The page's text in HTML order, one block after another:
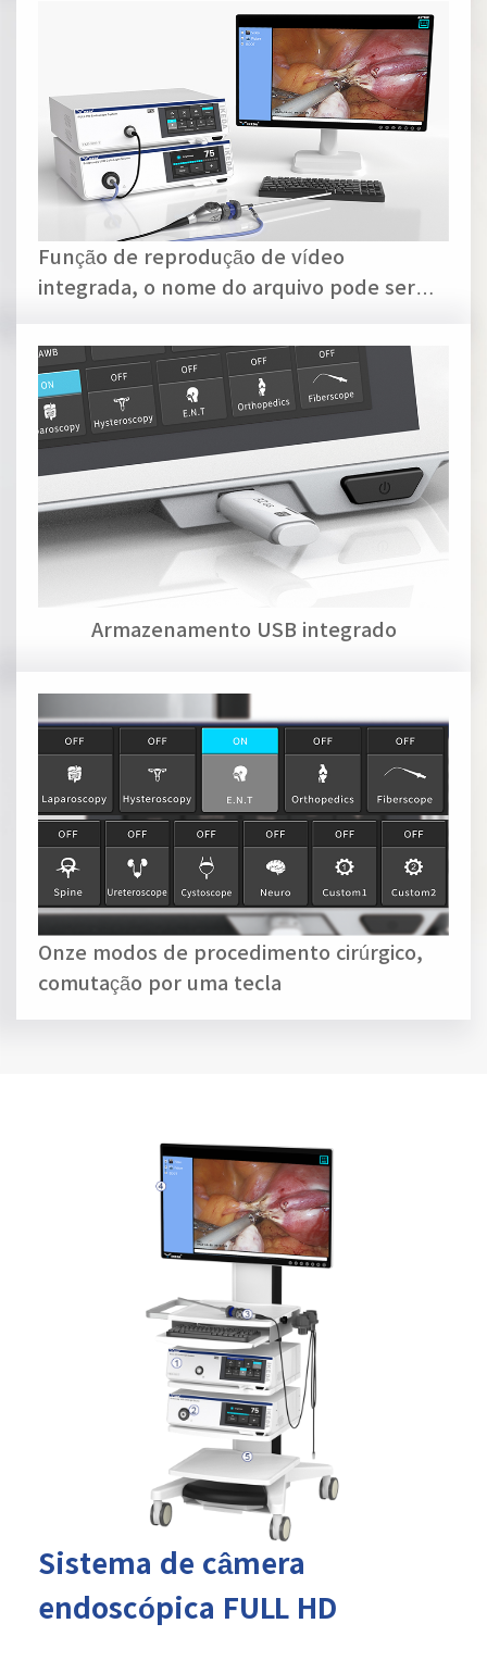
Função de reprodução de vídeo
integrada, o nome do arquivo pode ser
Armazenamento USB integrado
Onze modos de procedimento cirúrgico,
comutação por uma tecla
Sistema de câmera
endoscópica FULL HD